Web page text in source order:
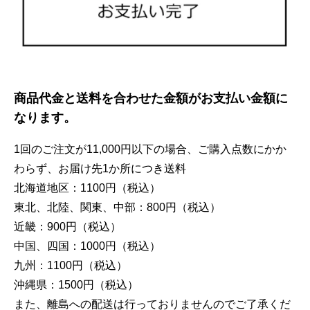
商品代金と送料を合わせた金額がお支払い金額に
なります。
1回のご注文が11,000円以下の場合、ご購入点数にかか
わらず、お届け先1か所につき送料
北海道地区：1100円（税込）
東北、北陸、関東、中部：800円（税込）
近畿：900円（税込）
中国、四国：1000円（税込）
九州：1100円（税込）
沖縄県：1500円（税込）
また、離島への配送は行っておりませんのでご了承くだ